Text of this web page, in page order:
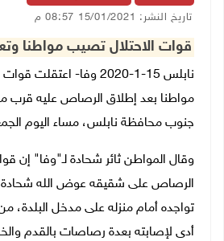
تاريخ النشر: 15/01/2021 08:57 م
قوات الاحتلال تصيب مواطنا
نابلس 15-1-2020 وفا-
مواطنا بعد إطلاق الرصاص عليه قرب
جنوب محافظة نابلس، مساء اليوم
وقال المواطن ثائر شحادة لـ"وفا" إن
تواجده أمام منزله على مدخل البلدة،
أدى لإصابته بعدة رصاصات بالقدم